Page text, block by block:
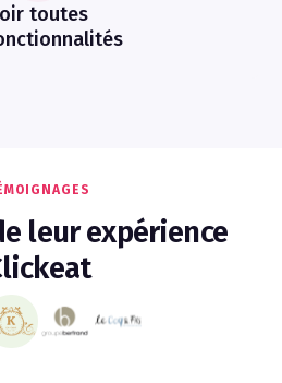
toutes
leur expérience